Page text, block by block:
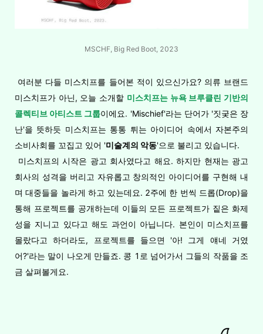
MSCHF, Big Red Boot, 2023
여러분 다들 미스치프를 들어본 적이 있으신가요? 의류 브랜드
미스치프가 아닌, 오늘 소개할 미스치프는 뉴욕 브루클린 기반의
콜렉티브 아티스트 그룹이에요. 'Mischief'라는 단어가 '짓궂은 장
난'을 뜻하듯 미스치프는 통통 튀는 아이디어 속에서 자본주의
소비사회를 꼬집고 있어 '미술계의 악동'으로 불리고 있습니다.
미스치프의 시작은 광고 회사였다고 해요. 하지만 현재는 광고
회사의 성격을 버리고 자유롭고 창의적인 아이디어를 구현해 내
며 대중들을 놀라게 하고 있는데요. 2주에 한 번씩 드롭(Drop)을
통해 프로젝트를 공개하는데 이들의 모든 프로젝트가 짙은 화제
성을 지니고 있다고 해도 과언이 아닙니다. 본인이 미스치프를
몰랐다고 하더라도, 프로젝트를 들으면 '아! 그게 얘네 거였
어?'라는 말이 나오게 만들죠. 콩 1로 넘어가서 그들의 작품을 조
금 살펴볼게요.